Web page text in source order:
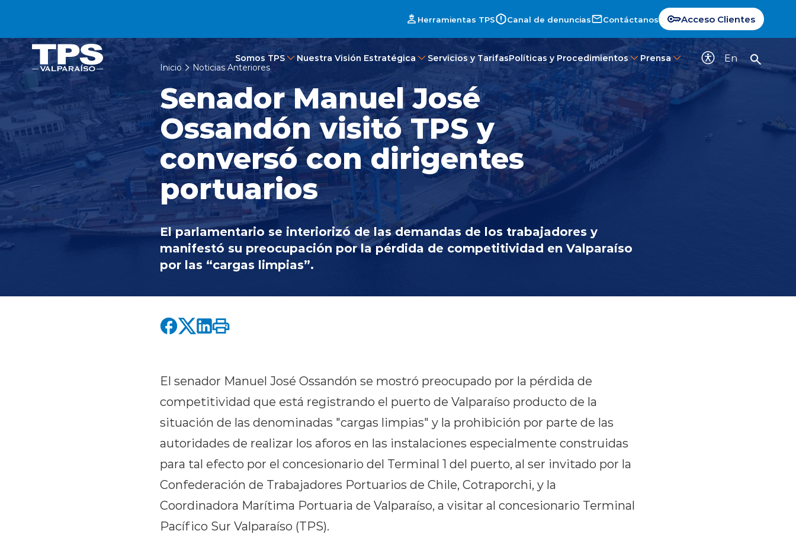
Herramientas TPS Canal de denuncias Contáctanos Acceso Clientes
Somos TPS Nuestra Visión Estratégica Servicios y TarifasPolíticas y Procedimientos Prensa En
Inicio Noticias Anteriores
Senador Manuel José
Ossandón visitó TPS y
conversó con dirigentes
portuarios
El parlamentario se interiorizó de las demandas de los trabajadores y
manifestó su preocupación por la pérdida de competitividad en Valparaíso
por las “cargas limpias”.
El senador Manuel José Ossandón se mostró preocupado por la pérdida de
competitividad que está registrando el puerto de Valparaíso producto de la
situación de las denominadas "cargas limpias" y la prohibición por parte de las
autoridades de realizar los aforos en las instalaciones especialmente construidas
para tal efecto por el concesionario del Terminal 1 del puerto, al ser invitado por la
Confederación de Trabajadores Portuarios de Chile, Cotraporchi, y la
Coordinadora Marítima Portuaria de Valparaíso, a visitar al concesionario Terminal
Pacífico Sur Valparaíso (TPS).